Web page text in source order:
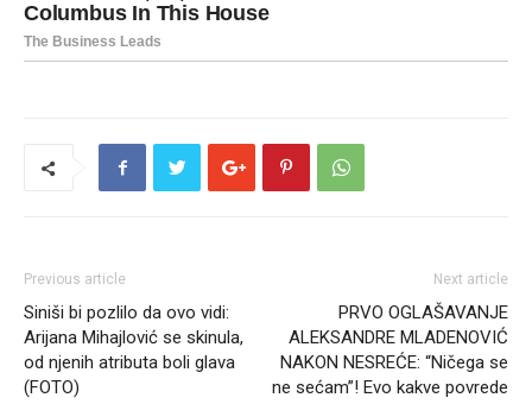
Previous article
Siniši bi pozlilo da ovo vidi:
Arijana Mihajlović se skinula,
od njenih atributa boli glava
(FOTO)
Next article
PRVO OGLAŠAVANJE
ALEKSANDRE MLADENOVIĆ
NAKON NESREĆE: “Ničega se
ne sećam”! Evo kakve povrede